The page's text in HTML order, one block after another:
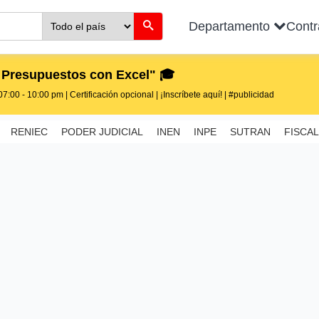
Departamento
con Excel" 🎓
- 10:00 pm | Certificación opcional | ¡Inscríbete aquí! | #publicidad
RENIEC PODER JUDICIAL INEN INPE SUTRAN